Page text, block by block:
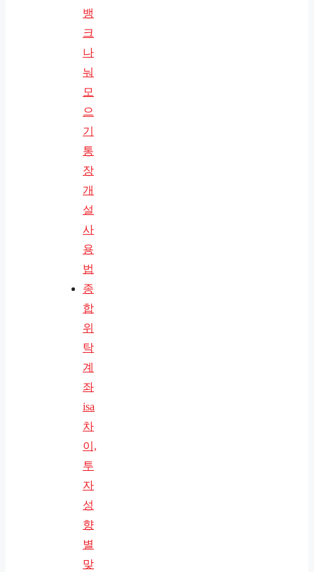
뱅
크
나
눠
모
으
기
통
장
개
설
사
용
법
종
합
위
탁
계
좌
isa
차
이,
투
자
성
향
별
맞